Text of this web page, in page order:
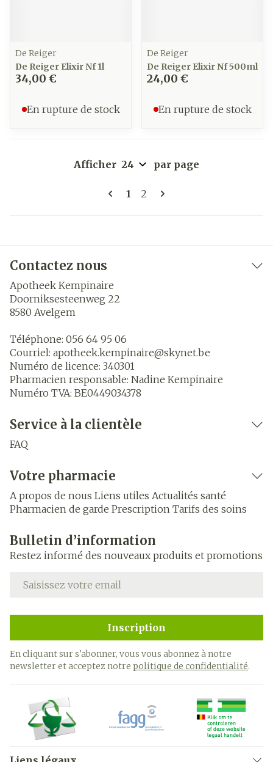
De Reiger
De Reiger Elixir Nf 1l
34,00 €
En rupture de stock
De Reiger
De Reiger Elixir Nf 500ml
24,00 €
En rupture de stock
Pages
Vous lisez actuellement la
1 Page
2
Afficher par page
Contactez nous
Apotheek Kempinaire
Doorniksesteenweg 22
8580 Avelgem
Téléphone: 056 64 95 06
Courriel: apotheek.kempinaire@skynet.be
Numéro de licence: 340301
Pharmacien responsable: Nadine Kempinaire
Numéro TVA: BE0449034378
Service à la clientèle
FAQ
Votre pharmacie
A propos de nous Liens utiles Actualités santé
Pharmacien de garde Prescription Tarifs des soins
Bulletin d’information
Restez informé des nouveaux produits et promotions
Adresse mail
Inscription
En cliquant sur s'abonner, vous vous abonnez à notre
newsletter et acceptez notre politique de confidentialité.